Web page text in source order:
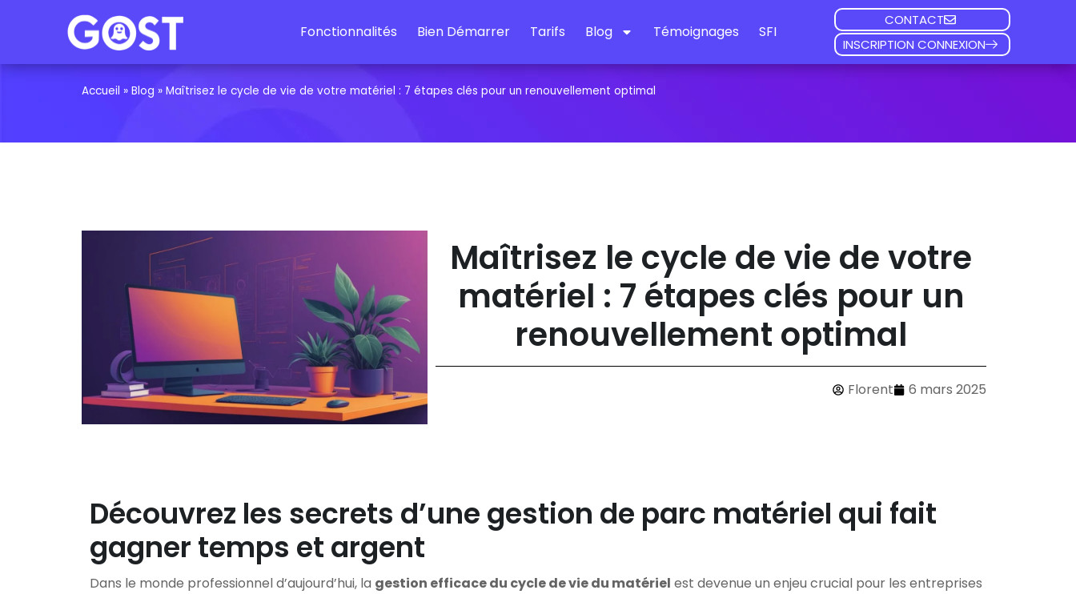
Aller au contenu
Fonctionnalités
Bien Démarrer Tarifs Blog Témoignages SFI
CONTACT
INSCRIPTION CONNEXION
Accueil » Blog » Maîtrisez le cycle de vie de votre matériel : 7 étapes clés pour un renouvellement optimal
Maîtrisez le cycle de vie de votre
matériel : 7 étapes clés pour un
renouvellement optimal
Florent 6 mars 2025
Découvrez les secrets d’une gestion de parc matériel qui fait
gagner temps et argent
Dans le monde professionnel d’aujourd’hui, la gestion efficace du cycle de vie du matériel est devenue un enjeu crucial pour les entreprises